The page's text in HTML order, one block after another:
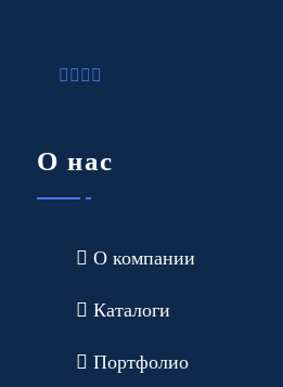
О нас
О компании
Каталоги
Портфолио